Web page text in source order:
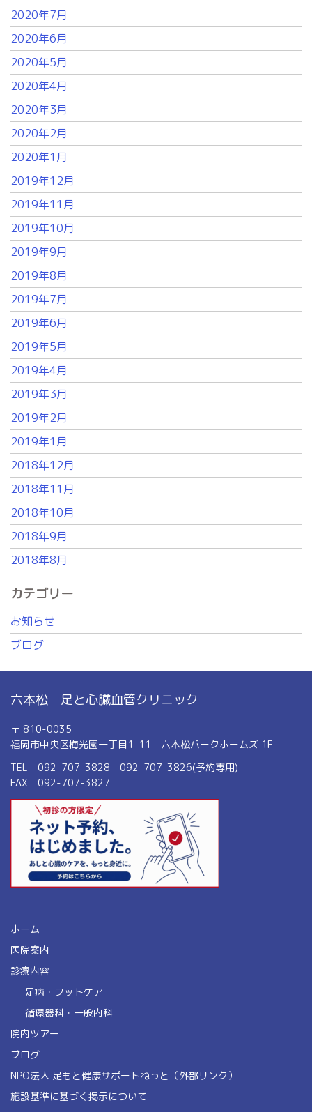
2020年7月
2020年6月
2020年5月
2020年4月
2020年3月
2020年2月
2020年1月
2019年12月
2019年11月
2019年10月
2019年9月
2019年8月
2019年7月
2019年6月
2019年5月
2019年4月
2019年3月
2019年2月
2019年1月
2018年12月
2018年11月
2018年10月
2018年9月
2018年8月
カテゴリー
お知らせ
ブログ
六本松 足と心臓血管クリニック
〒 810-0035
福岡市中央区梅光園一丁目1-11 六本松パークホームズ 1F
TEL 092-707-3828 092-707-3826(予約専用)
FAX 092-707-3827
ホーム
医院案内
診療内容
足病・フットケア
循環器科・一般内科
院内ツアー
ブログ
NPO法人 足もと健康サポートねっと（外部リンク）
施設基準に基づく掲示について